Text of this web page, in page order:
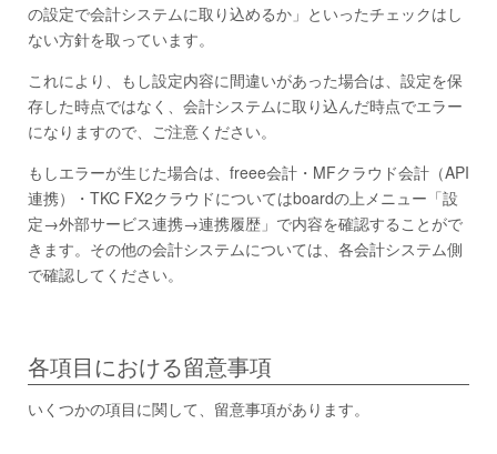
の設定で会計システムに取り込めるか」といったチェックはし
ない方針を取っています。
これにより、もし設定内容に間違いがあった場合は、設定を保
存した時点ではなく、会計システムに取り込んだ時点でエラー
になりますので、ご注意ください。
もしエラーが生じた場合は、freee会計・MFクラウド会計（API
連携）・TKC FX2クラウドについてはboardの上メニュー「設
定→外部サービス連携→連携履歴」で内容を確認することがで
きます。その他の会計システムについては、各会計システム側
で確認してください。
各項目における留意事項
いくつかの項目に関して、留意事項があります。